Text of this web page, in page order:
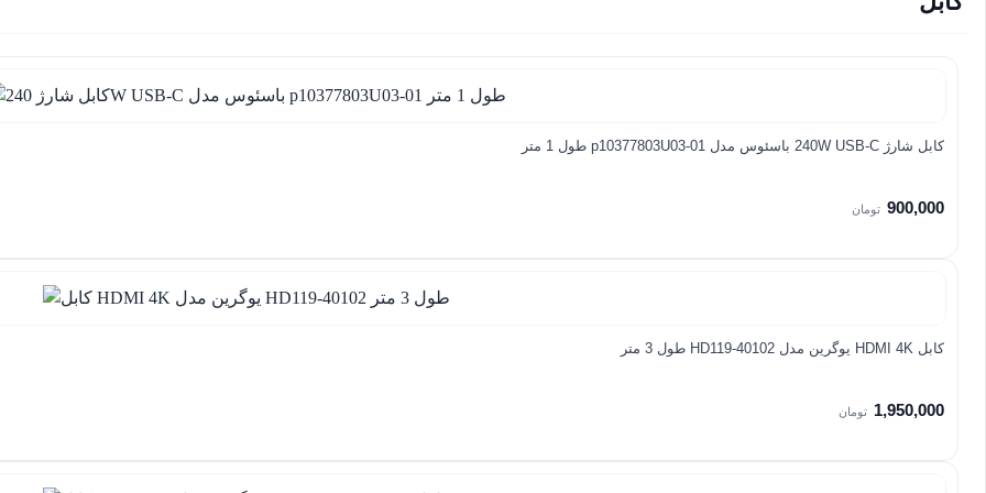
کابل شارژ 240W USB-C باسئوس مدل p10377803U03-01 طول 1 متر
900,000 تومان
کابل HDMI 4K یوگرین مدل HD119-40102 طول 3 متر
1,950,000 تومان